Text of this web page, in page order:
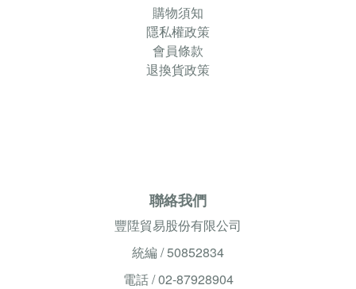
購物須知
隱私權政策
會員條款
退換貨政策
聯絡我們
豐陞貿易股份有限公司
統編 / 50852834
電話 / 02-87928904